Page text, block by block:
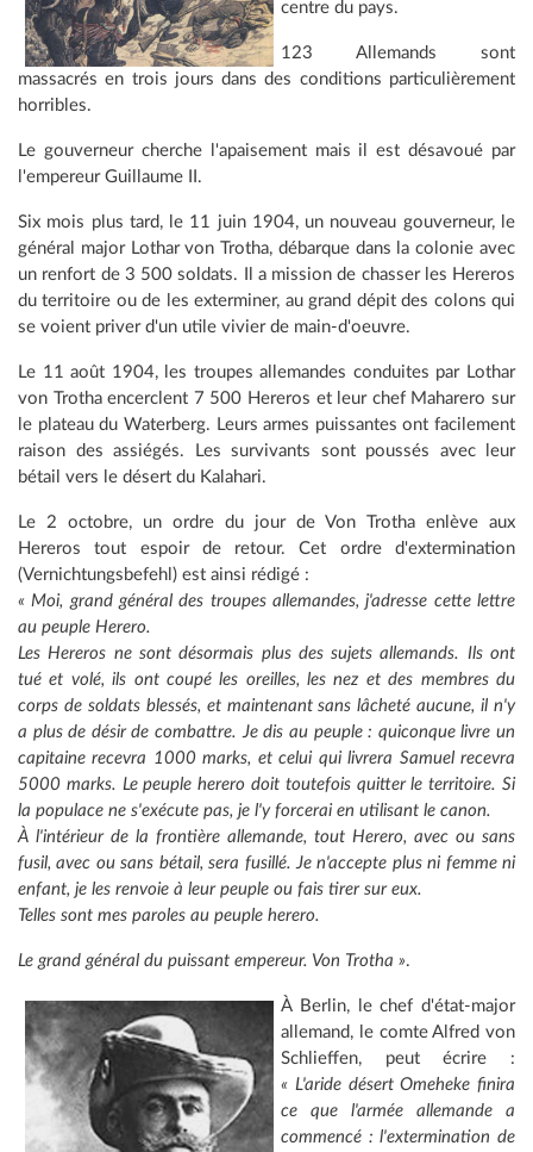
centre du pays.
123 Allemands sont
massacrés en trois jours dans des conditions particulièrement
horribles.
Le gouverneur cherche l'apaisement mais il est désavoué par
l'empereur Guillaume II.
Six mois plus tard, le 11 juin 1904, un nouveau gouverneur, le
général major Lothar von Trotha, débarque dans la colonie avec
un renfort de 3 500 soldats. Il a mission de chasser les Hereros
du territoire ou de les exterminer, au grand dépit des colons qui
se voient priver d'un utile vivier de main-d'oeuvre.
Le 11 août 1904, les troupes allemandes conduites par Lothar
von Trotha encerclent 7 500 Hereros et leur chef Maharero sur
le plateau du Waterberg. Leurs armes puissantes ont facilement
raison des assiégés. Les survivants sont poussés avec leur
bétail vers le désert du Kalahari.
Le 2 octobre, un ordre du jour de Von Trotha enlève aux
Hereros tout espoir de retour. Cet ordre d'extermination
(Vernichtungsbefehl) est ainsi rédigé :
« Moi, grand général des troupes allemandes, j'adresse cette lettre
au peuple Herero.
Les Hereros ne sont désormais plus des sujets allemands. Ils ont
tué et volé, ils ont coupé les oreilles, les nez et des membres du
corps de soldats blessés, et maintenant sans lâcheté aucune, il n'y
a plus de désir de combattre. Je dis au peuple : quiconque livre un
capitaine recevra 1000 marks, et celui qui livrera Samuel recevra
5000 marks. Le peuple herero doit toutefois quitter le territoire. Si
la populace ne s'exécute pas, je l'y forcerai en utilisant le canon.
À l'intérieur de la frontière allemande, tout Herero, avec ou sans
fusil, avec ou sans bétail, sera fusillé. Je n'accepte plus ni femme ni
enfant, je les renvoie à leur peuple ou fais tirer sur eux.
Telles sont mes paroles au peuple herero.
Le grand général du puissant empereur. Von Trotha ».
À Berlin, le chef d'état-major
allemand, le comte Alfred von
Schlieffen, peut écrire :
« L'aride désert Omeheke finira
ce que l'armée allemande a
commencé : l'extermination de